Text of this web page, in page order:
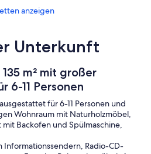
anzeigen
Unterkunft
m² mit großer
6-11 Personen
für 6-11 Personen und
Wohnraum mit Naturholzmöbel,
Backofen und Spülmaschine,
Informationssendern, Radio-CD-